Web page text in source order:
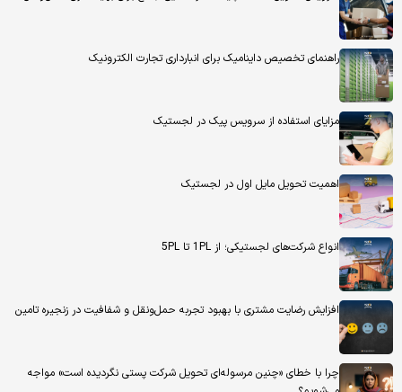
راهنمای تخصیص داینامیک برای انبارداری تجارت الکترونیک
مزایای استفاده از سرویس پیک در لجستیک
اهمیت تحویل مایل اول در لجستیک
انواع شرکت‌های لجستیکی؛ از 1PL تا 5PL
افزایش رضایت مشتری با بهبود تجربه حمل‌ونقل و شفافیت در زنجیره تامین
چرا با خطای «چنین مرسوله‌ای تحویل شرکت پستی نگردیده است» مواجه